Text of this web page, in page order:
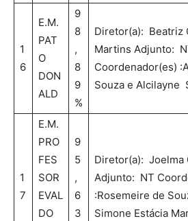
1
6
E.M.
PAT
O
DON
ALD
9
8
,
8
9
%
Diretor(a): Beatriz
Martins Adjunto:
Coordenador(es)
Souza e Alcilayne
1
7
E.M.
PRO
FES
SOR
EVAL
DO
9
5
,
6
3
Diretor(a): Joelma
Adjunto: NT
:Rosemeire de
Simone Estácia